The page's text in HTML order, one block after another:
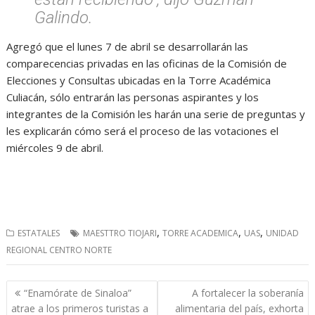
Galindo.
Agregó que el lunes 7 de abril se desarrollarán las
comparecencias privadas en las oficinas de la Comisión de
Elecciones y Consultas ubicadas en la Torre Académica
Culiacán, sólo entrarán las personas aspirantes y los
integrantes de la Comisión les harán una serie de preguntas y
les explicarán cómo será el proceso de las votaciones el
miércoles 9 de abril.
ESTATALES MAESTTRO TIOJARI,TORRE ACADEMICA, UAS, UNIDAD
REGIONAL CENTRO NORTE
Navegación
de
“Enamórate de Sinaloa”
atrae a los primeros turistas a
A fortalecer la soberanía
alimentaria del país, exhorta